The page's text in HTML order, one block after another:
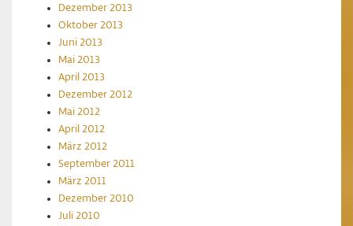
Dezember 2013
Oktober 2013
Juni 2013
Mai 2013
April 2013
Dezember 2012
Mai 2012
April 2012
März 2012
September 2011
März 2011
Dezember 2010
Juli 2010